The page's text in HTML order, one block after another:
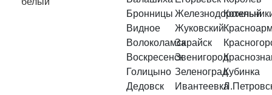
Бронницы
Видное
Волоколамск
Воскресенск
Голицыно
Дедовск
Железнодорожный
Жуковский
Зарайск
Звенигород
Зеленоград
Ивантеевка
Кубинка